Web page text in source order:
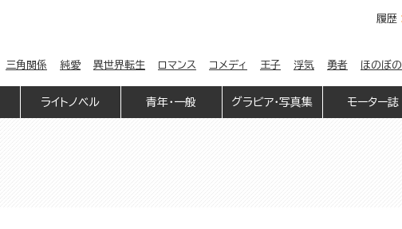
履歴
三角関係 純愛 異世界転生 ロマンス コメディ 王子 浮気 勇者 ほのぼの
ライトノベル 青年・一般 グラビア・写真集 モーター誌